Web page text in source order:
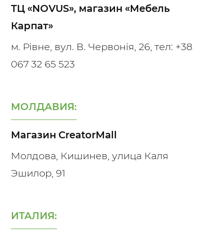
ТЦ «NOVUS», магазин «Мебель
Карпат»
м. Рівне, вул. В. Червонія, 26, тел: +38
067 32 65 523
МОЛДАВИЯ:
Магазин CreatorMall
Молдова, Кишинев, улица Каля
Эшилор, 91
ИТАЛИЯ: